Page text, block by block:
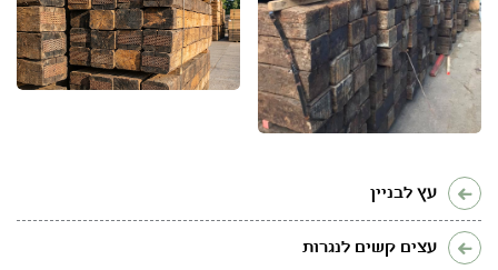
עץ לבניין
עצים קשים לנגרות